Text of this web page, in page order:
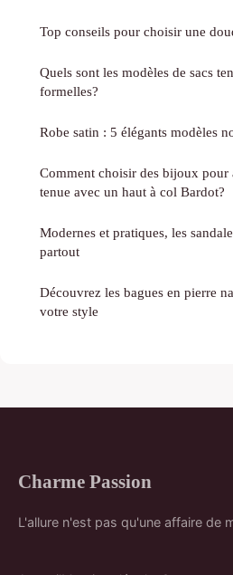
Top conseils pour choisir une
Quels sont les modèles de sacs
formelles?
Robe satin : 5 élégants modèles
Comment choisir des bijoux pour
tenue avec un haut à col Bardot?
Modernes et pratiques, les
partout
Découvrez les bagues en pierre
votre style
Charme Passion
L'allure n'est pas qu'une affaire de